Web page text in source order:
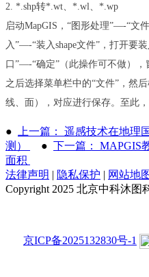
2. *.shp转*.wt *.wl
*.wp
启动MapGIS ， “图形处理”—-“文
入 ”—-“装入 shape文件” ，打开要
口 ”—-“确定” （此操作可不做）
之后选择菜单栏中的“文件” ，然
线、面），对应进行保存。至此，
●
上一篇： 遥感技术在地理
测）
● 下一篇： MAPGIS
面积
法律声明 | 隐私保护 | 网站地
Copyright 2025 北京中科沐图
京ICP备2025132830号-1